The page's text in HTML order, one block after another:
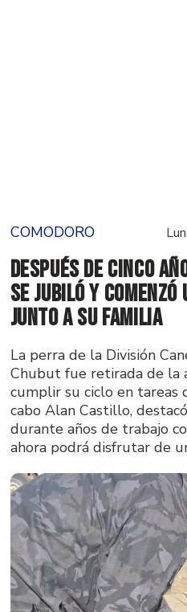
COMODORO
Después de cinco
se jubiló y comenzó
junto a su familia
La perra de la División
Chubut fue retirada de la
cumplir su ciclo en tareas
cabo Alan Castillo,
durante años de trabajo
ahora podrá disfrutar de